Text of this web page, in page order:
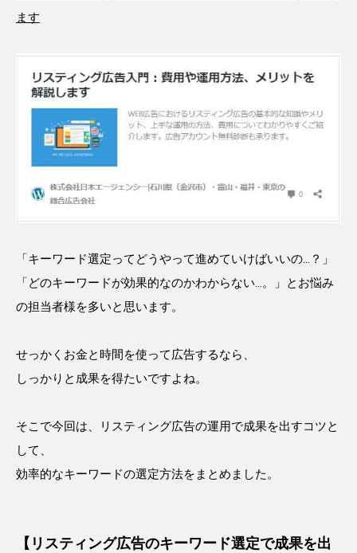
ます
「キーワード選定ってどうやって進めていけばいいの...？」
「どのキーワードが効果的なのかわからない...。」とお悩み
の担当者様を多いと思います。
せっかくお金と時間を使って広告するなら、
しっかりと成果を得たいですよね。
そこで今回は、リスティング広告の運用で成果を出すコツと
して、
効率的なキーワードの選定方法をまとめました。
【リスティング広告のキーワード選定で成果を出